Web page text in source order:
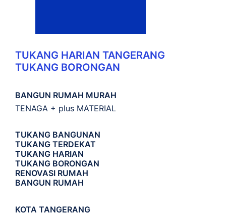
TUKANG HARIAN TANGERANG
TUKANG BORONGAN
BANGUN RUMAH MURAH
TENAGA + plus MATERIAL
TUKANG BANGUNAN
TUKANG TERDEKAT
TUKANG HARIAN
TUKANG BORONGAN
RENOVASI RUMAH
BANGUN RUMAH
KOTA TANGERANG